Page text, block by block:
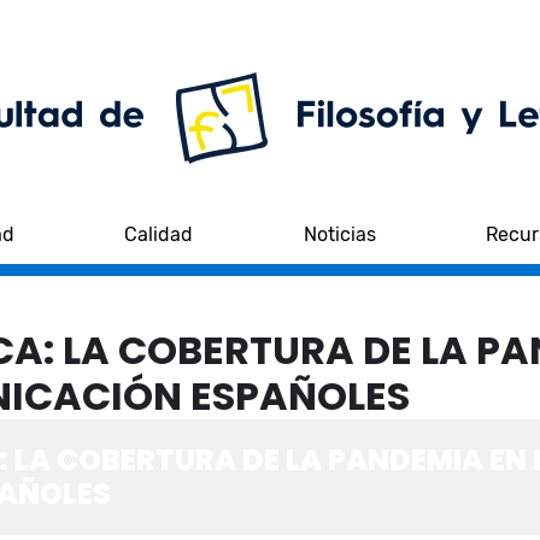
Calidad Noticias
LA COBERTURA DE LA
ESPAÑOLES